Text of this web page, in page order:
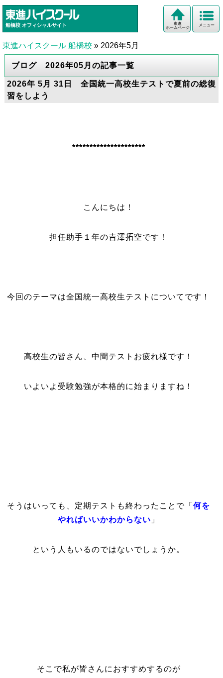
船橋校 オフィシャルサイト メニュー
東進
ホームページ
東進ハイスクール 船橋校 » 2026年5月
ブログ 2026年05月の記事一覧
2026年 5月 31日 全国統一高校生テストで夏前の総復
習をしよう
*********************
こんにちは！
担任助手１年の𠮷澤拓空です！
今回のテーマは全国統一高校生テストについてです！
高校生の皆さん、中間テストお疲れ様です！
いよいよ受験勉強が本格的に始まりますね！
そうはいっても、定期テストも終わったことで 「何を
やればいいかわからない 」
という人もいるのではないでしょうか。
そこで私が皆さんにおすすめするのが